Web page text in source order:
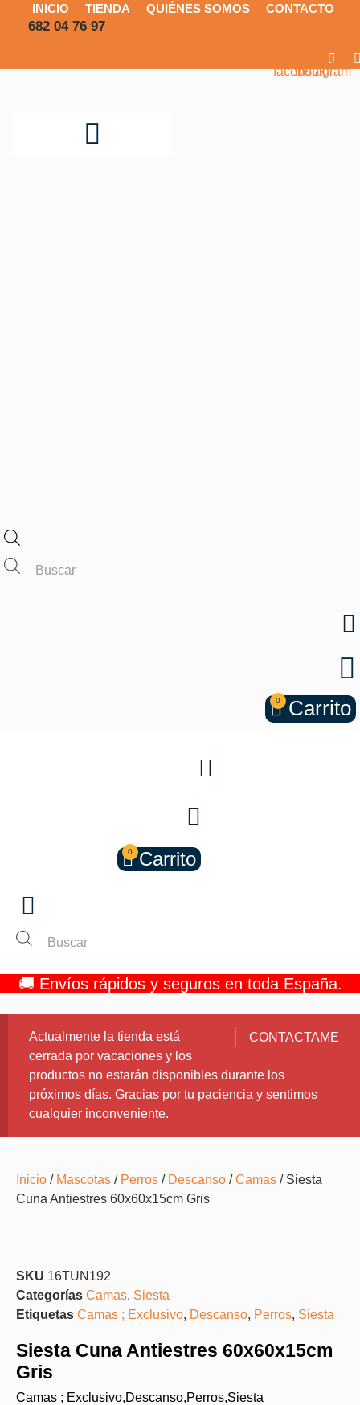
INICIO TIENDA QUIÉNES SOMOS CONTACTO
682 04 76 97
facebook
icono-
instagram
0 Carrito
0 Carrito
🚚 Envíos rápidos y seguros en toda España.
CONTACTAME
Actualmente la tienda está
cerrada por vacaciones y los
productos no estarán disponibles durante los
próximos días. Gracias por tu paciencia y sentimos
cualquier inconveniente.
Inicio / Mascotas / Perros / Descanso /Camas / Siesta
Cuna Antiestres 60x60x15cm Gris
SKU 16TUN192
Categorías Camas, Siesta
Etiquetas Camas ; Exclusivo, Descanso, Perros, Siesta
Siesta Cuna Antiestres 60x60x15cm
Gris
Camas ; Exclusivo,Descanso,Perros,Siesta